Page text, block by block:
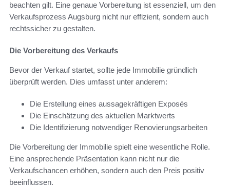
beachten gilt. Eine genaue Vorbereitung ist essenziell, um den
Verkaufsprozess Augsburg nicht nur effizient, sondern auch
rechtssicher zu gestalten.
Die Vorbereitung des Verkaufs
Bevor der Verkauf startet, sollte jede Immobilie gründlich
überprüft werden. Dies umfasst unter anderem:
Die Erstellung eines aussagekräftigen Exposés
Die Einschätzung des aktuellen Marktwerts
Die Identifizierung notwendiger Renovierungsarbeiten
Die Vorbereitung der Immobilie spielt eine wesentliche Rolle.
Eine ansprechende Präsentation kann nicht nur die
Verkaufschancen erhöhen, sondern auch den Preis positiv
beeinflussen.